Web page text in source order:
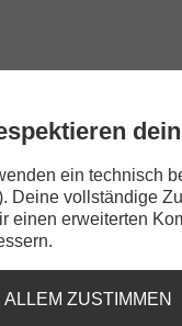
Case Set
ein technisch
Deine vollständige
einen erweiterten
ALLEM ZUSTIMMEN